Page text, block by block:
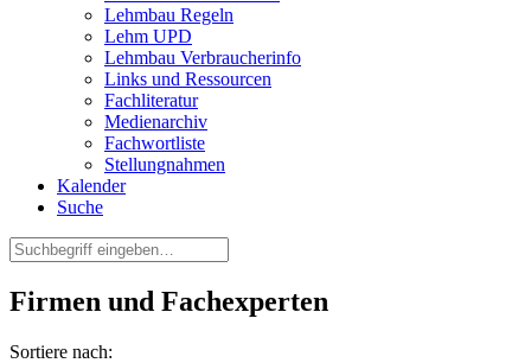
Lehmbau Regeln
Lehm UPD
Lehmbau Verbraucherinfo
Links und Ressourcen
Fachliteratur
Medienarchiv
Fachwortliste
Stellungnahmen
Kalender
Suche
Firmen und Fachexperten
Sortiere nach: